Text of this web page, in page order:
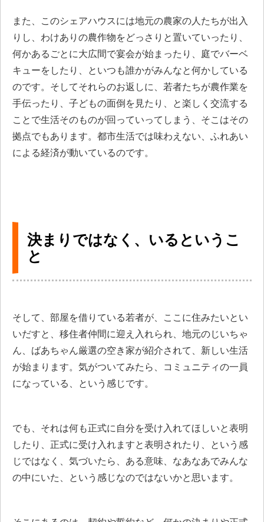
また、このシェアハウスには地元の農家の人たちが出入
りし、わけありの農作物をどっさりと置いていったり、
何かあるごとに大広間で宴会が始まったり、庭でバーベ
キューをしたり、といつも誰かがみんなと何かしている
のです。そしてそれらのお返しに、若者たちが農作業を
手伝ったり、子どもの面倒を見たり、と楽しく交流する
ことで生活そのものが回っていってしまう、そこはその
拠点でもあります。都市生活では味わえない、ふれあい
による経済が動いているのです。
決まりではなく、いるというこ
と
そして、部屋を借りている若者が、ここに住みたいとい
いだすと、移住者仲間に迎え入れられ、地元のじいちゃ
ん、ばあちゃん厳選の空き家が紹介されて、新しい生活
が始まります。気がついてみたら、コミュニティの一員
になっている、という感じです。
でも、それは何も正式に自分を受け入れてほしいと表明
したり、正式に受け入れますと表明されたり、という感
じではなく、気づいたら、ある意味、なあなあでみんな
の中にいた、という感じなのではないかと思います。